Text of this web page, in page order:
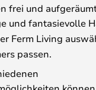
frei und
und fantasievolle
Ferm Living
passen.